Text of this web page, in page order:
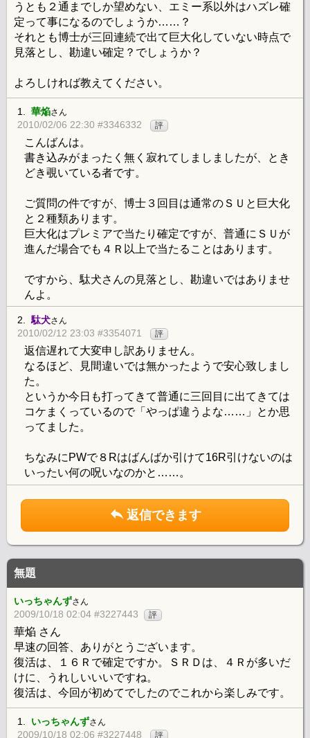
うとも２通までしか望めない、エミー系以外はハズレ確
定って事になるのでしょうか……？
それとも博士が三回連続で出て巨大化していない時点で
見落とし、勘違い確定？でしょうか？
よろしければ教えてください。
1. 華焔さん
2010/02/06 22:30 #3346332 評
こんばんは。
書き込みがまったく無く寂れてしましましたが、とき
どき覗いている者です。
ご質問の件ですが、博士３回目は通常のＳＵと巨大化
と２種類あります。
巨大化はプレミアで当たり確定ですが、普通にＳＵが
進んだ場合でも４Ｒ以上で当たることはあります。
ですから、駄犬さんの見落とし、勘違いではありませ
んよ。
2.駄犬さん
2010/02/12 23:03 #3354071 評
返信遅れて大変申し訳ありません。
なるほど、見間違いでは無かったようで安心致しまし
た。
というか今日も打ってきて普通に三回目に出てきては
コケまくっているので「やっぱ違うよな……」とか思
ってました。
ちなみにPWで８Rはばんばか引けて16R引けないのは
いったい何の呪いなのかと……。
返信できます
無題
いっちゃんずさん
2009/10/18 02:04 #3227443 評
華焔 さん
早速の回答、ありがとうございます。
復活は、１６Ｒで確定ですか。ＳＲＤは、４Ｒが多いだ
けに、うれしいいいですね。
復活は、今回が初めてでしたのでこれから楽しみです。
1. いっちゃんずさん
2009/10/18 02:06 #3227448 評